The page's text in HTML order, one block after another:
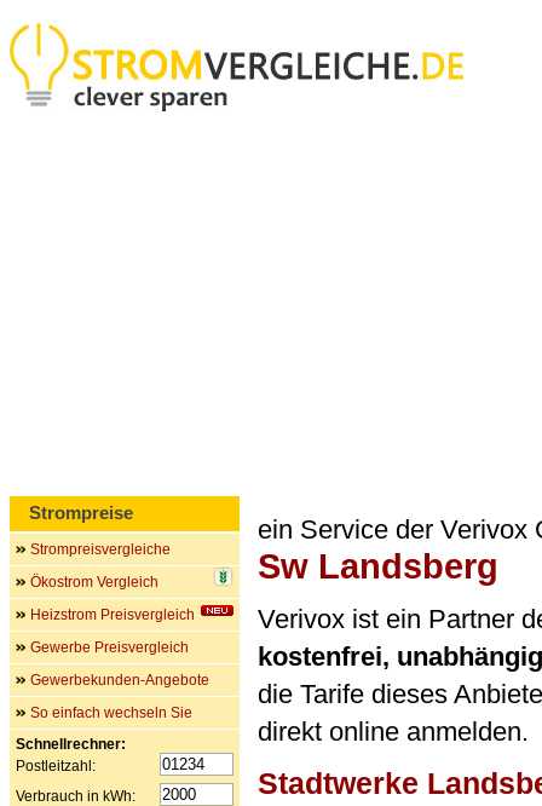
ein Service der Verivox
Sw Landsberg
Verivox ist ein Partner
kostenfrei,
die Tarife dieses
direkt online anmelden.
Stadtwerke
Strompreise
Strompreisvergleiche
Ökostrom Vergleich
Heizstrom Preisvergleich
Gewerbe Preisvergleich
Gewerbekunden-Angebote
So einfach wechseln Sie
Schnellrechner:
Postleitzahl:
Verbrauch in kWh: